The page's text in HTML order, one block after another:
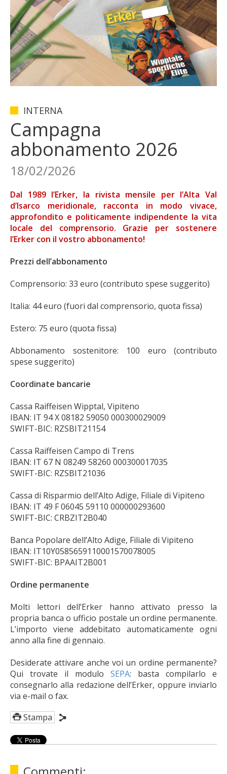
INTERNA
Campagna
abbonamento 2026
18/02/2026
Dal 1989 l’Erker, la rivista mensile per l’Alta Val
d’Isarco meridionale, racconta in modo vivace,
approfondito e politicamente indipendente la vita
locale del comprensorio. Grazie per sostenere
l’Erker con il vostro abbonamento!
Prezzi dell’abbonamento
Comprensorio: 33 euro (contributo spese suggerito)
Italia: 44 euro (fuori dal comprensorio, quota fissa)
Estero: 75 euro (quota fissa)
Abbonamento sostenitore: 100 euro (contributo
spese suggerito)
Coordinate bancarie
Cassa Raiffeisen Wipptal, Vipiteno
IBAN: IT 94 X 08182 59050 000300029009
SWIFT-BIC: RZSBIT21154
Cassa Raiffeisen Campo di Trens
IBAN: IT 67 N 08249 58260 000300017035
SWIFT-BIC: RZSBIT21036
Cassa di Risparmio dell’Alto Adige, Filiale di Vipiteno
IBAN: IT 49 F 06045 59110 000000293600
SWIFT-BIC: CRBZIT2B040
Banca Popolare dell’Alto Adige, Filiale di Vipiteno
IBAN: IT10Y0585659110001570078005
SWIFT-BIC: BPAAIT2B001
Ordine permanente
Molti lettori dell’Erker hanno attivato presso la
propria banca o ufficio postale un ordine permanente.
L’importo viene addebitato automaticamente ogni
anno alla fine di gennaio.
Desiderate attivare anche voi un ordine permanente?
Qui trovate il modulo SEPA: basta compilarlo e
consegnarlo alla redazione dell’Erker, oppure inviarlo
via e-mail o fax.
Stampa